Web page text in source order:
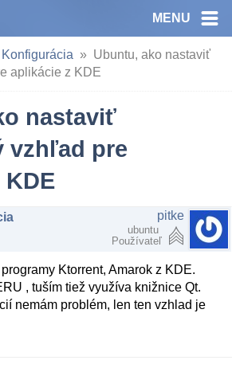
MENU
Konfigurácia
Ubuntu, ako nastaviť
aplikácie z KDE
nastaviť
vzhľad pre
pitke
ubuntu
Používateľ
Ktorrent, Amarok z KDE.
, tuším tiež využíva knižnice Qt.
nemám problém, len ten vzhlad je